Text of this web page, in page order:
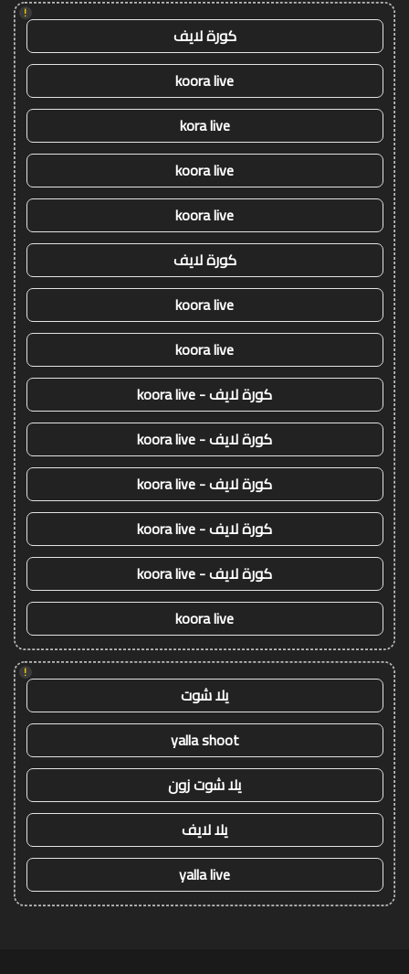
!
كورة لايف
koora live
kora live
koora live
koora live
كورة لايف
koora live
koora live
كورة لايف - koora live
كورة لايف - koora live
كورة لايف - koora live
كورة لايف - koora live
كورة لايف - koora live
koora live
!
يلا شوت
yalla shoot
يلا شوت زون
يلا لايف
yalla live